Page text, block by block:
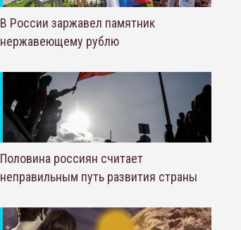
В России заржавел памятник
нержавеющему рублю
Половина россиян считает
неправильным путь развития страны